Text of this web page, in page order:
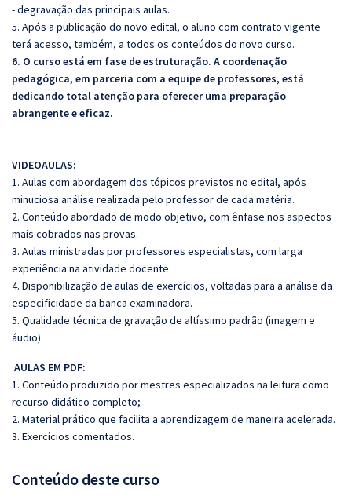
- degravação das principais aulas.
5. Após a publicação do novo edital, o aluno com contrato vigente
terá acesso, também, a todos os conteúdos do novo curso.
6. O curso está em fase de estruturação. A coordenação
pedagógica, em parceria com a equipe de professores, está
dedicando total atenção para oferecer uma preparação
abrangente e eficaz.
VIDEOAULAS:
1. Aulas com abordagem dos tópicos previstos no edital, após
minuciosa análise realizada pelo professor de cada matéria.
2. Conteúdo abordado de modo objetivo, com ênfase nos aspectos
mais cobrados nas provas.
3. Aulas ministradas por professores especialistas, com larga
experiência na atividade docente.
4. Disponibilização de aulas de exercícios, voltadas para a análise da
especificidade da banca examinadora.
5. Qualidade técnica de gravação de altíssimo padrão (imagem e
áudio).
AULAS EM PDF:
1. Conteúdo produzido por mestres especializados na leitura como
recurso didático completo;
2. Material prático que facilita a aprendizagem de maneira acelerada.
3. Exercícios comentados.
Conteúdo deste curso